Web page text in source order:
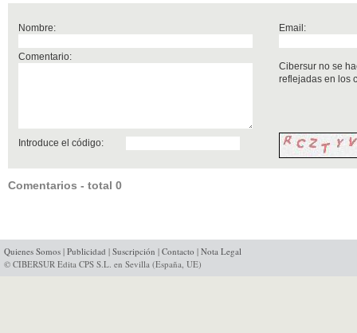
Nombre: Email:
Comentario:
Cibersur no se
reflejadas en los
Introduce el código:
Comentarios - total 0
Quienes Somos | Publicidad | Suscripción | Contacto | Nota Legal
© CIBERSUR Edita CPS S.L. en Sevilla (España, UE)